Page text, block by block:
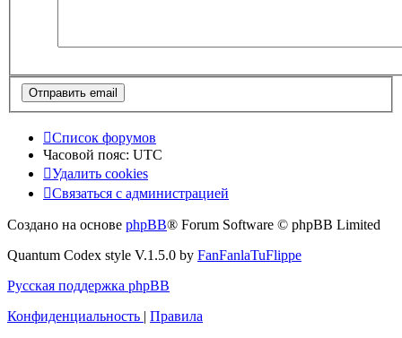
Список форумов
Часовой пояс: UTC
Удалить cookies
Связаться с администрацией
Создано на основе phpBB® Forum Software © phpBB Limited
Quantum Codex style V.1.5.0 by FanFanlaTuFlippe
Русская поддержка phpBB
Конфиденциальность | Правила